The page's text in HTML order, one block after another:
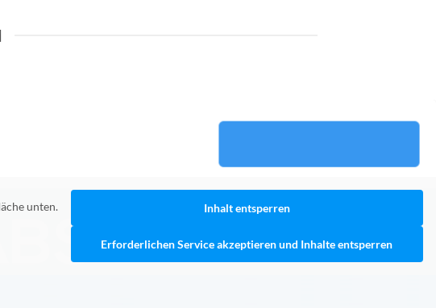
unten.
Inhalt entsperren
Erforderlichen Service akzeptieren und Inhalte entsperren